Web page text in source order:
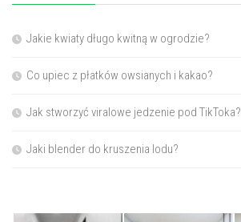
Jakie kwiaty długo kwitną w ogrodzie?
Co upiec z płatków owsianych i kakao?
Jak stworzyć viralowe jedzenie pod TikToka?
Jaki blender do kruszenia lodu?